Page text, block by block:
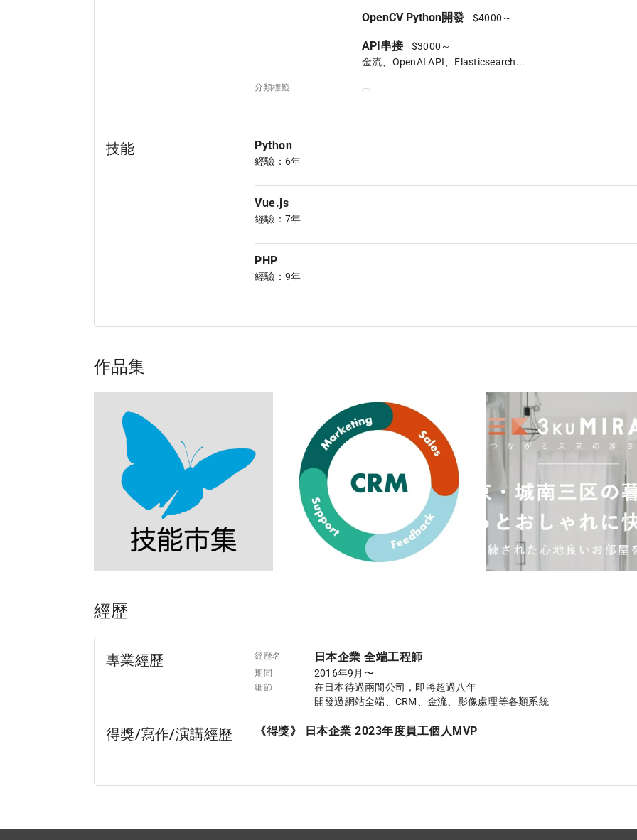
OpenCV Python開發 $4000～
API串接
$3000～
金流、OpenAI API、Elasticsearch...
分類標籤
技能 Python
經驗：6年
Vue.js
經驗：7年
PHP
經驗：9年
作品集
經歷
專業經歷 經歷名 日本企業 全端工程師
期間 2016年9月〜
細節
在日本待過兩間公司，即將超過八年
開發過網站全端、CRM、金流、影像處理等各類系統
得獎/寫作/演講經歷 《得獎》 日本企業 2023年度員工個人MVP